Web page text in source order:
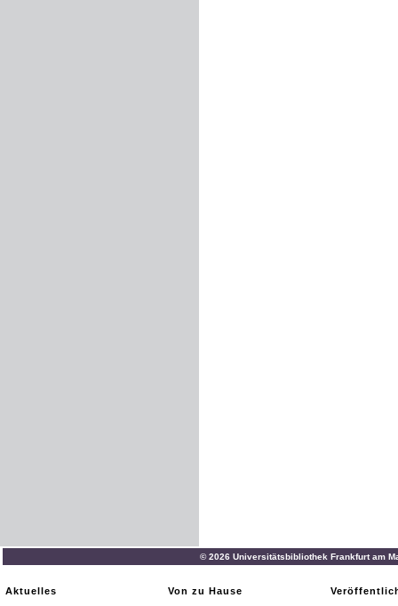
© 2026 Universitätsbibliothek Frankfurt am
Aktuelles
Von zu Hause